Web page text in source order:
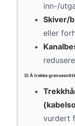
inn-/
Skiver/
eller
3) Å trekke
vurdert